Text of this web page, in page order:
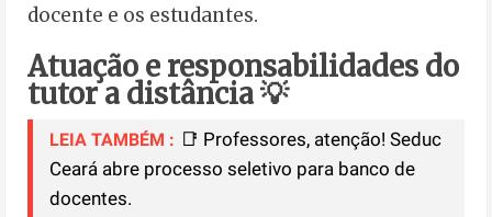
docente e os estudantes.
Atuação e responsabilidades do
tutor a distância 💡
LEIA TAMBÉM : 📑 Professores, atenção! Seduc
Ceará abre processo seletivo para banco de
docentes.